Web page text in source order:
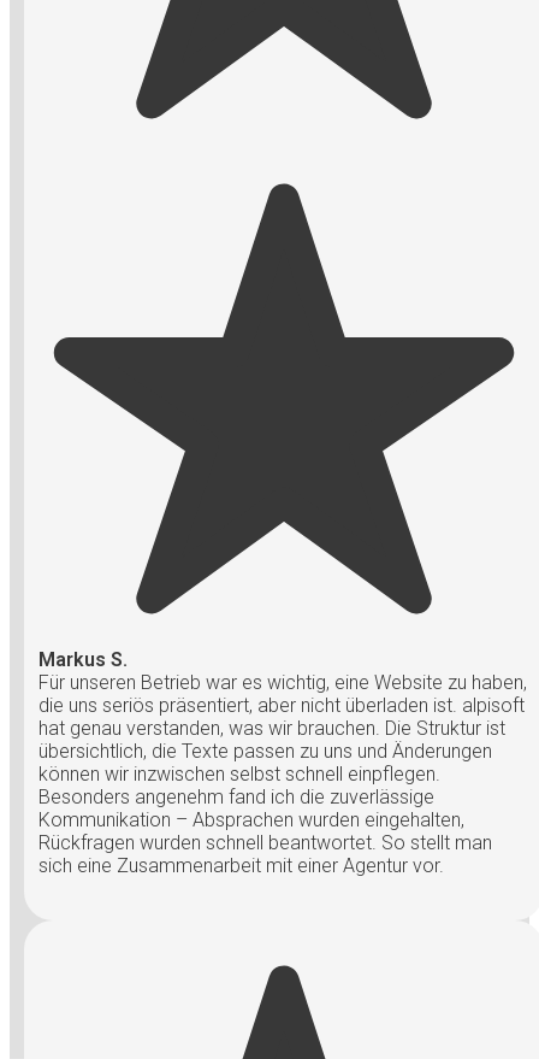
Markus S.
Für unseren Betrieb war es wichtig, eine Website zu haben,
die uns seriös präsentiert, aber nicht überladen ist. alpisoft
hat genau verstanden, was wir brauchen. Die Struktur ist
übersichtlich, die Texte passen zu uns und Änderungen
können wir inzwischen selbst schnell einpflegen.
Besonders angenehm fand ich die zuverlässige
Kommunikation – Absprachen wurden eingehalten,
Rückfragen wurden schnell beantwortet. So stellt man
sich eine Zusammenarbeit mit einer Agentur vor.
Bewerten Sie uns bei Google